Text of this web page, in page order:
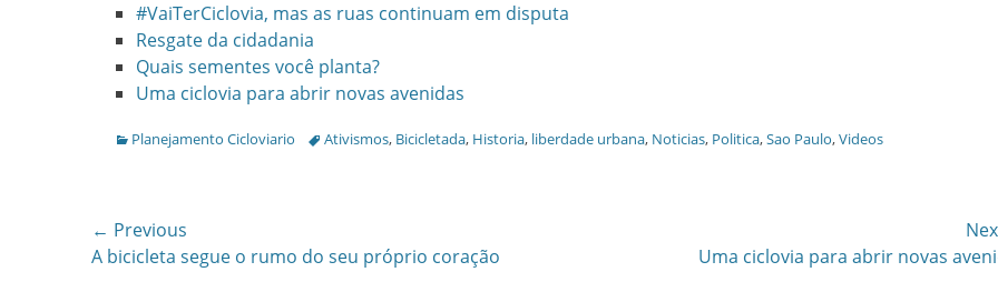
#VaiTerCiclovia, mas as ruas continuam em disputa
Resgate da cidadania
Quais sementes você planta?
Uma ciclovia para abrir novas avenidas
Categories
Planejamento Cicloviario TagsAtivismos, Bicicletada, Historia, liberdade urbana, Noticias, Politica,Sao Paulo,Videos
Post
navigation
← Previous
Previous
A bicicleta segue o rumo do seu próprio coração Uma ciclovia para abrir novas